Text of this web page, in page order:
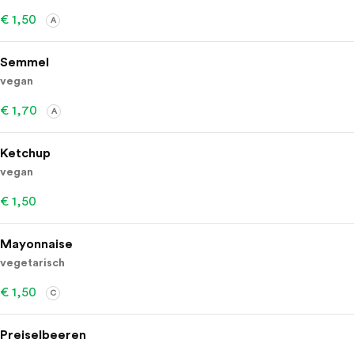
€ 1,50 A
Semmel
vegan
€ 1,70 A
Ketchup
vegan
€ 1,50
Mayonnaise
vegetarisch
€ 1,50 C
Preiselbeeren